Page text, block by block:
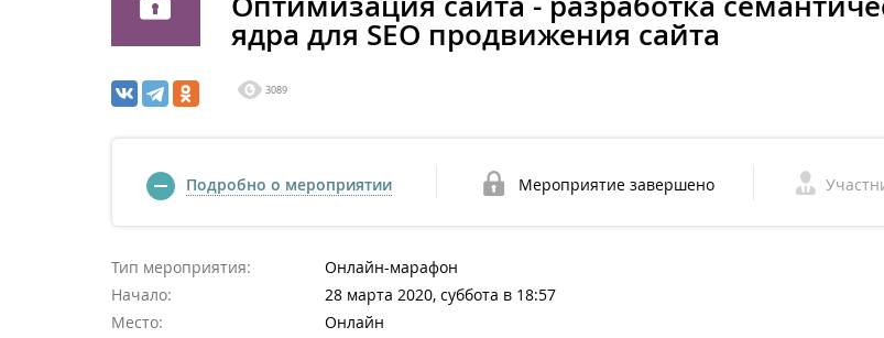
ядра для SEO продвижения сайта
3089
Подробно о мероприятии Мероприятие завершено
Тип мероприятия:
Онлайн-марафон
Начало:
28 марта 2020, суббота в 18:57
Место:
Онлайн